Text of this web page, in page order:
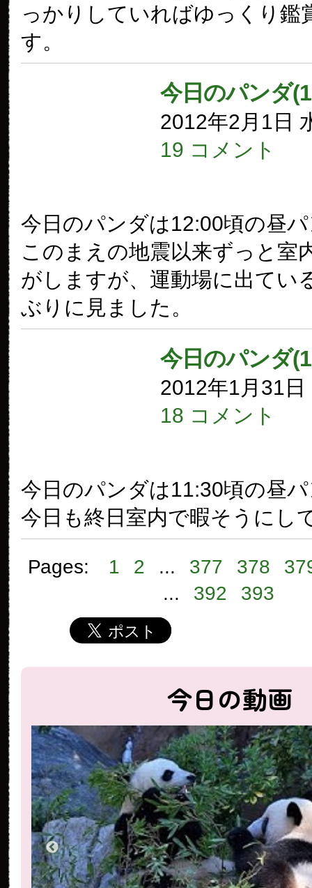
っかりしていればゆっくり鑑
す。
今日のパンダ
2012年2月1日
19 コメント
今日のパンダは12:00頃の昼
このまえの地震以来ずっと室
がしますが、運動場に出てい
ぶりに見ました。
今日のパンダ
2012年1月31日
18 コメント
今日のパンダは11:30頃の昼
今日も終日室内で暇そうにし
Pages: 1 2 ... 377 378
...
392 393
今日の動画